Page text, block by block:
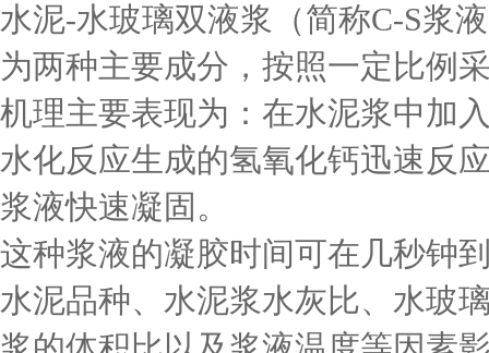
水泥-水玻璃双液浆（简称C-S浆
为两种主要成分，按照一定比例
机理主要表现为：在水泥浆中加
水化反应生成的氢氧化钙迅速反
浆液快速凝固。
这种浆液的凝胶时间可在几秒钟
水泥品种、水泥浆水灰比、水玻